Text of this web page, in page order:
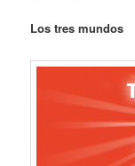
Los tres mundos